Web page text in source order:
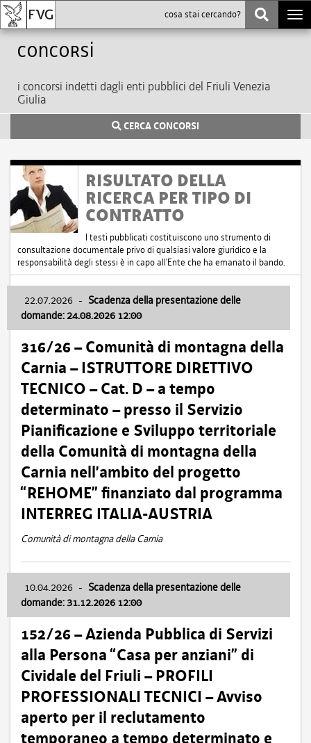
Concorsi
i concorsi indetti dagli enti pubblici del Friuli Venezia
Giulia
CERCA CONCORSI
RISULTATO DELLA
RICERCA PER TIPO DI
CONTRATTO
I testi pubblicati costituiscono uno strumento di
consultazione documentale privo di qualsiasi valore giuridico e la
responsabilità degli stessi è in capo all'Ente che ha emanato il bando.
22.07.2026 - Scadenza della presentazione delle
domande: 24.08.2026 12:00
316/26 – Comunità di montagna della
Carnia – ISTRUTTORE DIRETTIVO
TECNICO – Cat. D – a tempo
determinato – presso il Servizio
Pianificazione e Sviluppo territoriale
della Comunità di montagna della
Carnia nell’ambito del progetto
“REHOME” finanziato dal programma
INTERREG ITALIA-AUSTRIA
Comunità di montagna della Carnia
10.04.2026 - Scadenza della presentazione delle
domande: 31.12.2026 12:00
152/26 – Azienda Pubblica di Servizi
alla Persona “Casa per anziani” di
Cividale del Friuli – PROFILI
PROFESSIONALI TECNICI – Avviso
aperto per il reclutamento
temporaneo a tempo determinato e